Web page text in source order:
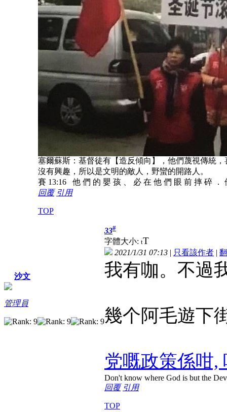
塞爾蘇斯：基督徒有【造反傾向】，他們蔑視傳統
沒有興趣，所以是文明的敵人，野蠻的開路人。
賽 13:16 他 們 的 嬰 孩 、 必 在 他 們 眼 前 摔 碎 ．
回覆 引用
TOP
沙文
管理員
33#
字體大小: tT
2021/1/31 07:13 | 只看該作者 |
我有咖。不過
幾个阿毛遊下
党嘅政策係咁,
Don't know where God is but the
回覆 引用
TOP